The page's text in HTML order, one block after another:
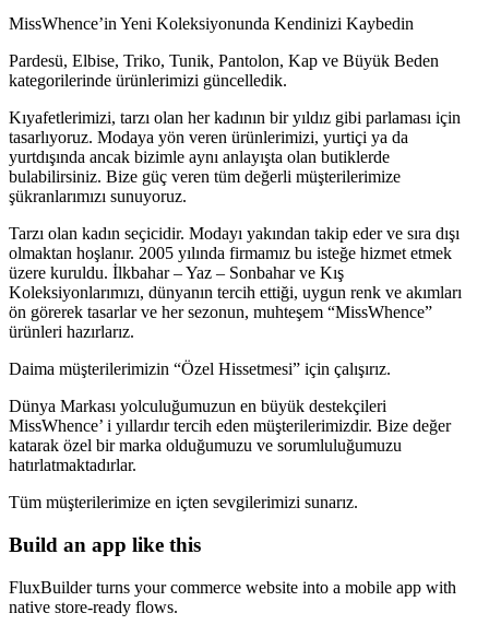
MissWhence’in Yeni Koleksiyonunda Kendinizi Kaybedin
Pardesü, Elbise, Triko, Tunik, Pantolon, Kap ve Büyük Beden
kategorilerinde ürünlerimizi güncelledik.
Kıyafetlerimizi, tarzı olan her kadının bir yıldız gibi parlaması için
tasarlıyoruz. Modaya yön veren ürünlerimizi, yurtiçi ya da
yurtdışında ancak bizimle aynı anlayışta olan butiklerde
bulabilirsiniz. Bize güç veren tüm değerli müşterilerimize
şükranlarımızı sunuyoruz.
Tarzı olan kadın seçicidir. Modayı yakından takip eder ve sıra dışı
olmaktan hoşlanır. 2005 yılında firmamız bu isteğe hizmet etmek
üzere kuruldu. İlkbahar – Yaz – Sonbahar ve Kış
Koleksiyonlarımızı, dünyanın tercih ettiği, uygun renk ve akımları
ön görerek tasarlar ve her sezonun, muhteşem “MissWhence”
ürünleri hazırlarız.
Daima müşterilerimizin “Özel Hissetmesi” için çalışırız.
Dünya Markası yolculuğumuzun en büyük destekçileri
MissWhence’ i yıllardır tercih eden müşterilerimizdir. Bize değer
katarak özel bir marka olduğumuzu ve sorumluluğumuzu
hatırlatmaktadırlar.
Tüm müşterilerimize en içten sevgilerimizi sunarız.
Build an app like this
FluxBuilder turns your commerce website into a mobile app with
native store-ready flows.